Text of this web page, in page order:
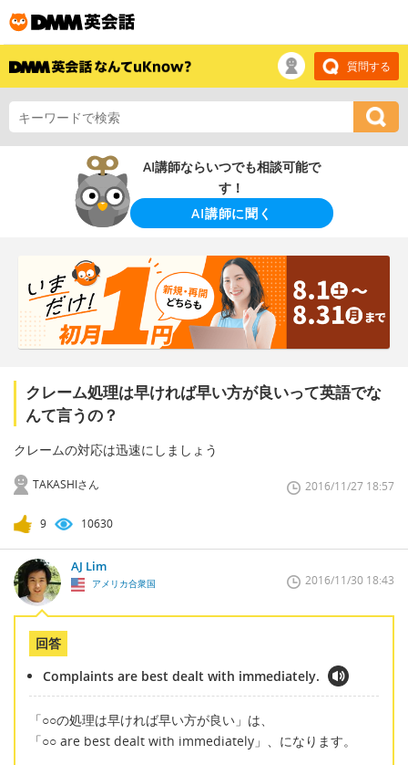
質問する
AI講師ならいつでも相談可能で
す！
AI講師に聞く
クレーム処理は早ければ早い方が良いって英語でな
んて言うの？
クレームの対応は迅速にしましょう
TAKASHIさん 2016/11/27 18:57
9 10630
AJ Lim
アメリカ合衆国 2016/11/30 18:43
回答
Complaints are best dealt with immediately.
「○○の処理は早ければ早い方が良い」は、
「○○ are best dealt with immediately」、になります。